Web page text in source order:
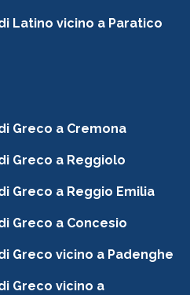
Latino vicino a Paratico
Greco a Cremona
Greco a Reggiolo
Greco a Reggio Emilia
Greco a Concesio
Greco vicino a Padenghe
Greco vicino a